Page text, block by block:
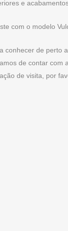
e
com o modelo
conhecer de perto
de contar com
de visita, por